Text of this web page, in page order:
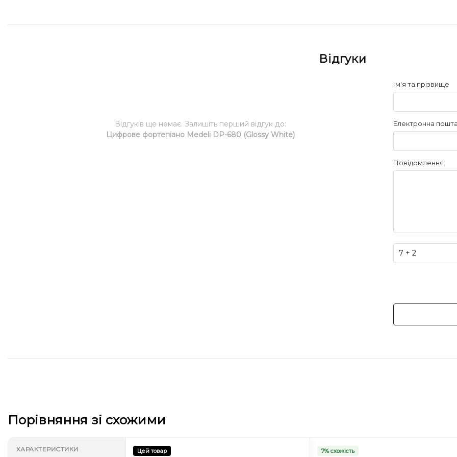
Відгуки
Відгуків ще немає. Залишіть перший відгук до:
Цифрове фортепіано Medeli DP-680 (Glossy White)
Ім'я та прізвище
Електронна
Повідомлення
Порівняння зі схожими
ХАРАКТЕРИСТИКИ Цей товар 7% схожість